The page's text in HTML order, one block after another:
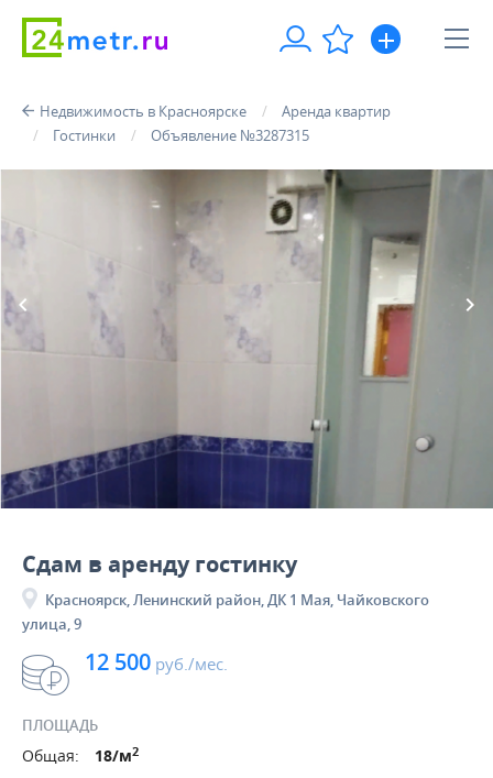
Недвижимость в Красноярске
Аренда квартир
Гостинки
Объявление №3287315
Сдам в аренду гостинку
Красноярск, Ленинский район, ДК 1 Мая, Чайковского
улица, 9
12 500 руб./мес.
ПЛОЩАДЬ
Общая: 18/м2